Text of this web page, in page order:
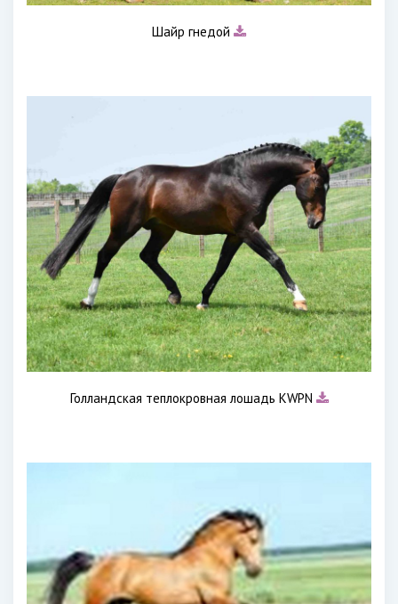
Шайр гнедой
Голландская теплокровная лошадь KWPN